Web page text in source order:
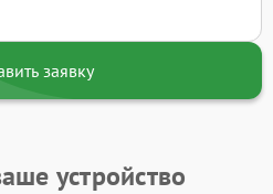
заявку
устройство